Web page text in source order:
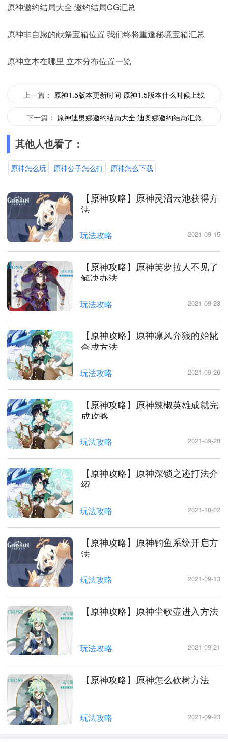
原神邀约结局大全 邀约结局CG汇总
原神非自愿的献祭宝箱位置 我们终将重逢秘境宝箱汇总
原神立本在哪里 立本分布位置一览
上一篇： 原神1.5版本更新时间 原神1.5版本什么时候上线
下一篇： 原神迪奥娜邀约结局大全 迪奥娜邀约结局汇总
其他人也看了：
原神怎么玩 原神公子怎么打 原神怎么下载
【原神攻略】原神灵沼云池获得方
法
玩法攻略 2021-09-15
【原神攻略】原神芙萝拉人不见了
解决办法
玩法攻略 2021-09-23
【原神攻略】原神凛风奔狼的始龀
合成方法
玩法攻略 2021-09-26
【原神攻略】原神辣椒英雄成就完
成攻略
玩法攻略 2021-09-28
【原神攻略】原神深锁之迹打法介
绍
玩法攻略 2021-10-02
【原神攻略】原神钓鱼系统开启方
法
玩法攻略 2021-09-13
【原神攻略】原神尘歌壶进入方法
玩法攻略 2021-09-21
【原神攻略】原神怎么砍树方法
玩法攻略 2021-09-23